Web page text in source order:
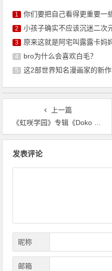
1 你们要把自己看得更重要一
2 小孩子确实不应该沉迷二次
3 原来这就是阿宅叫露露卡妈
4 bro为什么会喜欢白毛？
5 这2部世界知名漫画家的新
上一篇
《虹咲学园》专辑《Doko ni Itemo Kimi wa Kimi》将于9月25日发售
发表评论
昵称
邮箱